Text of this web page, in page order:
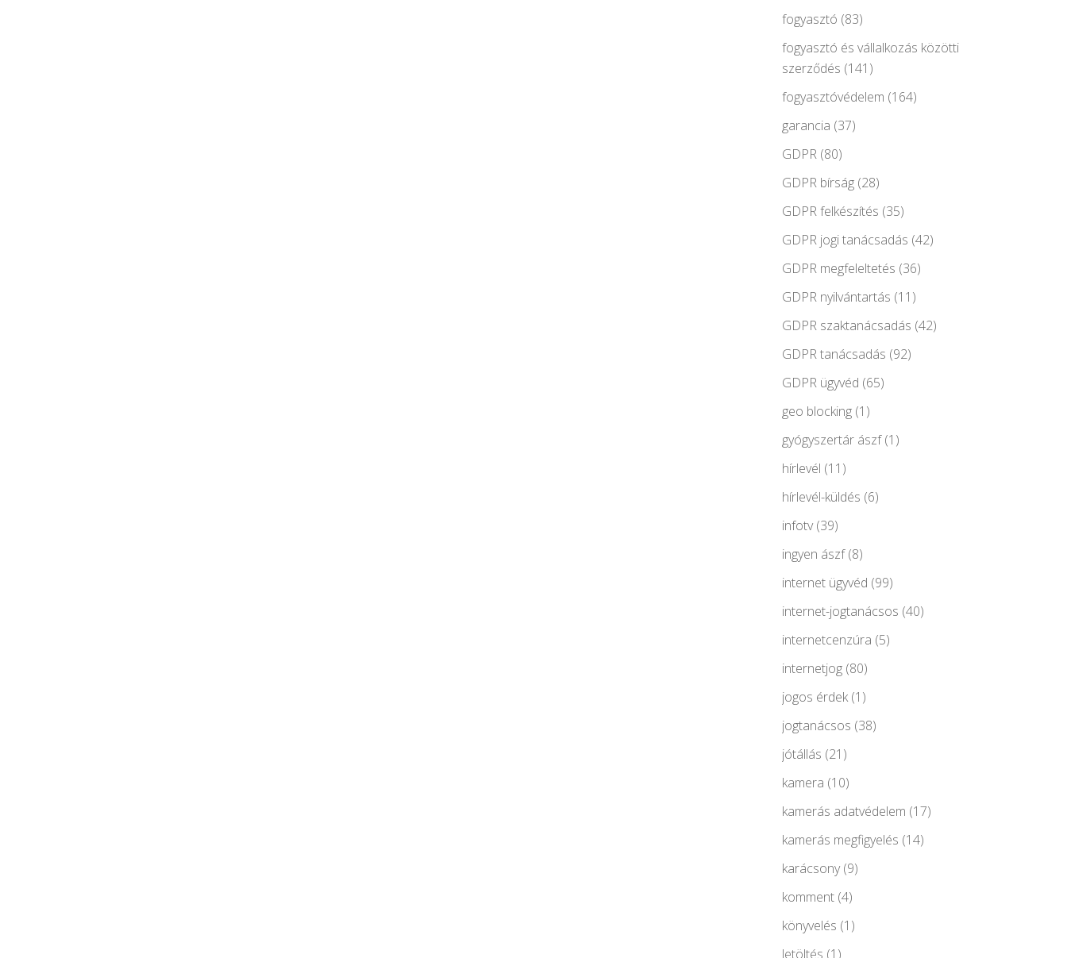
fogyasztó (83)
fogyasztó és vállalkozás közötti
szerződés (141)
fogyasztóvédelem (164)
garancia (37)
GDPR(80)
GDPR bírság(28)
GDPR felkészítés (35)
GDPR jogi tanácsadás (42)
GDPR megfeleltetés (36)
GDPR nyilvántartás (11)
GDPR szaktanácsadás (42)
GDPR tanácsadás (92)
GDPR ügyvéd (65)
geo blocking(1)
gyógyszertár ászf(1)
hírlevél (11)
hírlevél-küldés (6)
infotv(39)
ingyen ászf(8)
internet ügyvéd (99)
internet-jogtanácsos (40)
internetcenzúra (5)
internetjog(80)
jogos érdek(1)
jogtanácsos (38)
jótállás (21)
kamera (10)
kamerás adatvédelem (17)
kamerás megfigyelés (14)
karácsony(9)
komment(4)
könyvelés (1)
letöltés (1)